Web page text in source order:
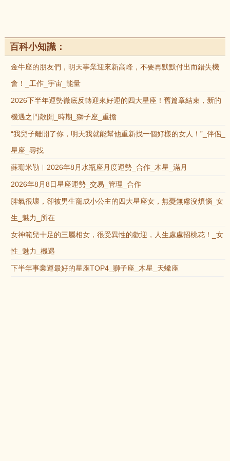
百科小知識：
金牛座的朋友們，明天事業迎來新高峰，不要再默默付出而錯失機
會！_工作_宇宙_能量
2026下半年運勢徹底反轉迎來好運的四大星座！舊篇章結束，新的
機遇之門敞開_時期_獅子座_重擔
“我兒子離開了你，明天我就能幫他重新找一個好樣的女人！”_伴侶_
星座_尋找
蘇珊米勒︱2026年8月水瓶座月度運勢_合作_木星_滿月
2026年8月8日星座運勢_交易_管理_合作
脾氣很壞，卻被男生寵成小公主的四大星座女，無憂無慮沒煩惱_女
生_魅力_所在
女神範兒十足的三屬相女，很受異性的歡迎，人生處處招桃花！_女
性_魅力_機遇
下半年事業運最好的星座TOP4_獅子座_木星_天蠍座